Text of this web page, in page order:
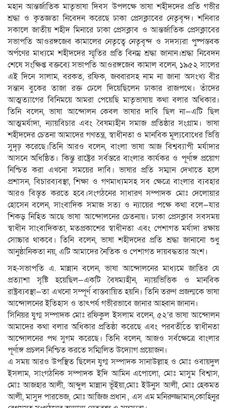
মহান আন্তর্জাতিক মাতৃভাষা দিবস উপলক্ষে ভাষা শহীদদের প্রতি গভীর
শ্রদ্ধা ও কৃতজ্ঞতা নিবেদন করেছে ঢাকা প্রেসক্লাবের নেতৃবৃন্দ। শনিবার
সকালে জাতীয় শহীদ মিনারে ঢাকা প্রেসক্লাব ও আন্তর্জাতিক প্রেসক্লাবের
সভাপতি আওরঙ্গজেব কামালের নেতৃত্বে নেতৃবৃন্দ ও সদস্যরা পুষ্পস্তবক
অর্পণের মাধ্যমে শহীদদের স্মৃতির প্রতি বিনম্র শ্রদ্ধা জানান।শ্রদ্ধা নিবেদন
শেষে সংক্ষিপ্ত বক্তব্যে সভাপতি আওরঙ্গজেব কামাল বলেন, ১৯৫২ সালের
এই দিনে সালাম, বরকত, রফিক, জব্বারসহ নাম না জানা অসংখ্য বীর
সন্তান বুকের তাজা রক্ত ঢেলে দিয়েছিলেন ঢাকার রাজপথে। তাঁদের
আত্মত্যাগের বিনিময়ে আমরা পেয়েছি মাতৃভাষায় কথা বলার অধিকার।
তিনি বলেন, ভাষা আন্দোলন কেবল ভাষার দাবি ছিল না—এটি ছিল
আত্মমর্যাদা, ন্যায়বিচার এবং বৈষম্যহীন সমাজ প্রতিষ্ঠার সংগ্রাম। ভাষা
শহীদদের চেতনা আমাদের গণতন্ত্র, স্বাধীনতা ও মানবিক মূল্যবোধের ভিত্তি
সুদৃঢ় করেছে।তিনি আরও বলেন, বাংলা ভাষা আজ বিশ্বব্যাপী মর্যাদার
আসনে অধিষ্ঠিত। কিন্তু রাষ্ট্রের সর্বস্তরে বাংলার কার্যকর ও পূর্ণাঙ্গ প্রয়োগ
নিশ্চিত করা এখনো সময়ের দাবি। ভাষার প্রতি সম্মান দেখাতে হলে
প্রশাসন, বিচারব্যবস্থা, শিক্ষা ও গণমাধ্যমসহ সব ক্ষেত্রে বাংলার ব্যবহার
আরও বিস্তৃত করতে হবে।সংগঠনের সাধারণ সম্পাদক মোঃ দেলোয়ার
হোসেন বলেন, সাংবাদিক সমাজ সত্য ও ন্যায়ের পক্ষে কথা বলে—যার
শিকড় নিহিত আছে ভাষা আন্দোলনের চেতনায়। ঢাকা প্রেসক্লাব সবসময়
স্বাধীন সাংবাদিকতা, মতপ্রকাশের স্বাধীনতা এবং পেশাগত মর্যাদা রক্ষায়
সোচ্চার থাকবে। তিনি বলেন, ভাষা শহীদদের প্রতি শ্রদ্ধা জানানো শুধু
আনুষ্ঠানিকতা নয়, এটি আমাদের নৈতিক ও পেশাগত দায়বদ্ধতার অংশ।
সহ-সভাপতি এ. মান্নান বলেন, ভাষা আন্দোলনের মাধ্যমে জাতির যে
প্রত্যাশা সৃষ্টি হয়েছিল—একটি বৈষম্যহীন, ন্যায়ভিত্তিক ও মানবিক
রাষ্ট্রব্যবস্থা—তা এখনো সম্পূর্ণ বাস্তবায়িত হয়নি। তিনি তরুণ প্রজন্মকে ভাষা
আন্দোলনের ইতিহাস ও তাৎপর্য গভীরভাবে জানার আহ্বান জানান।
সিনিয়র যুগ্ম সম্পাদক মোঃ রফিকুল ইসলাম বলেন, ৫২’র ভাষা আন্দোলন
আমাদের কথা বলার অধিকার প্রতিষ্ঠা করেছে এবং পরবর্তীতে স্বাধীনতা
আন্দোলনের পথ সুগম করেছে। তিনি বলেন, আজও সর্বক্ষেত্রে বাংলার
পূর্ণাঙ্গ প্রচলন নিশ্চিত করতে সম্মিলিত উদ্যোগ প্রয়োজন।
এ সময় আরও উপস্থিত ছিলেন যুগ্ম সম্পাদক সানাউল্লাহ ও মোঃ ওবায়দুল
ইসলাম, সাংগঠনিক সম্পাদক ইদি আমিন এপোলো, মোঃ মাসুম বিশ্বাস,
মোঃ আজহার আলী, আব্দুল মান্নান ভূঁইয়া,মোঃ ইউনুস আলী, মোঃ হেকমত
আলী, মাসুদ পারভেজ, মোঃ আজিজ প্রধান , এস এম মনিরুজ্জামান,কোহিনুর